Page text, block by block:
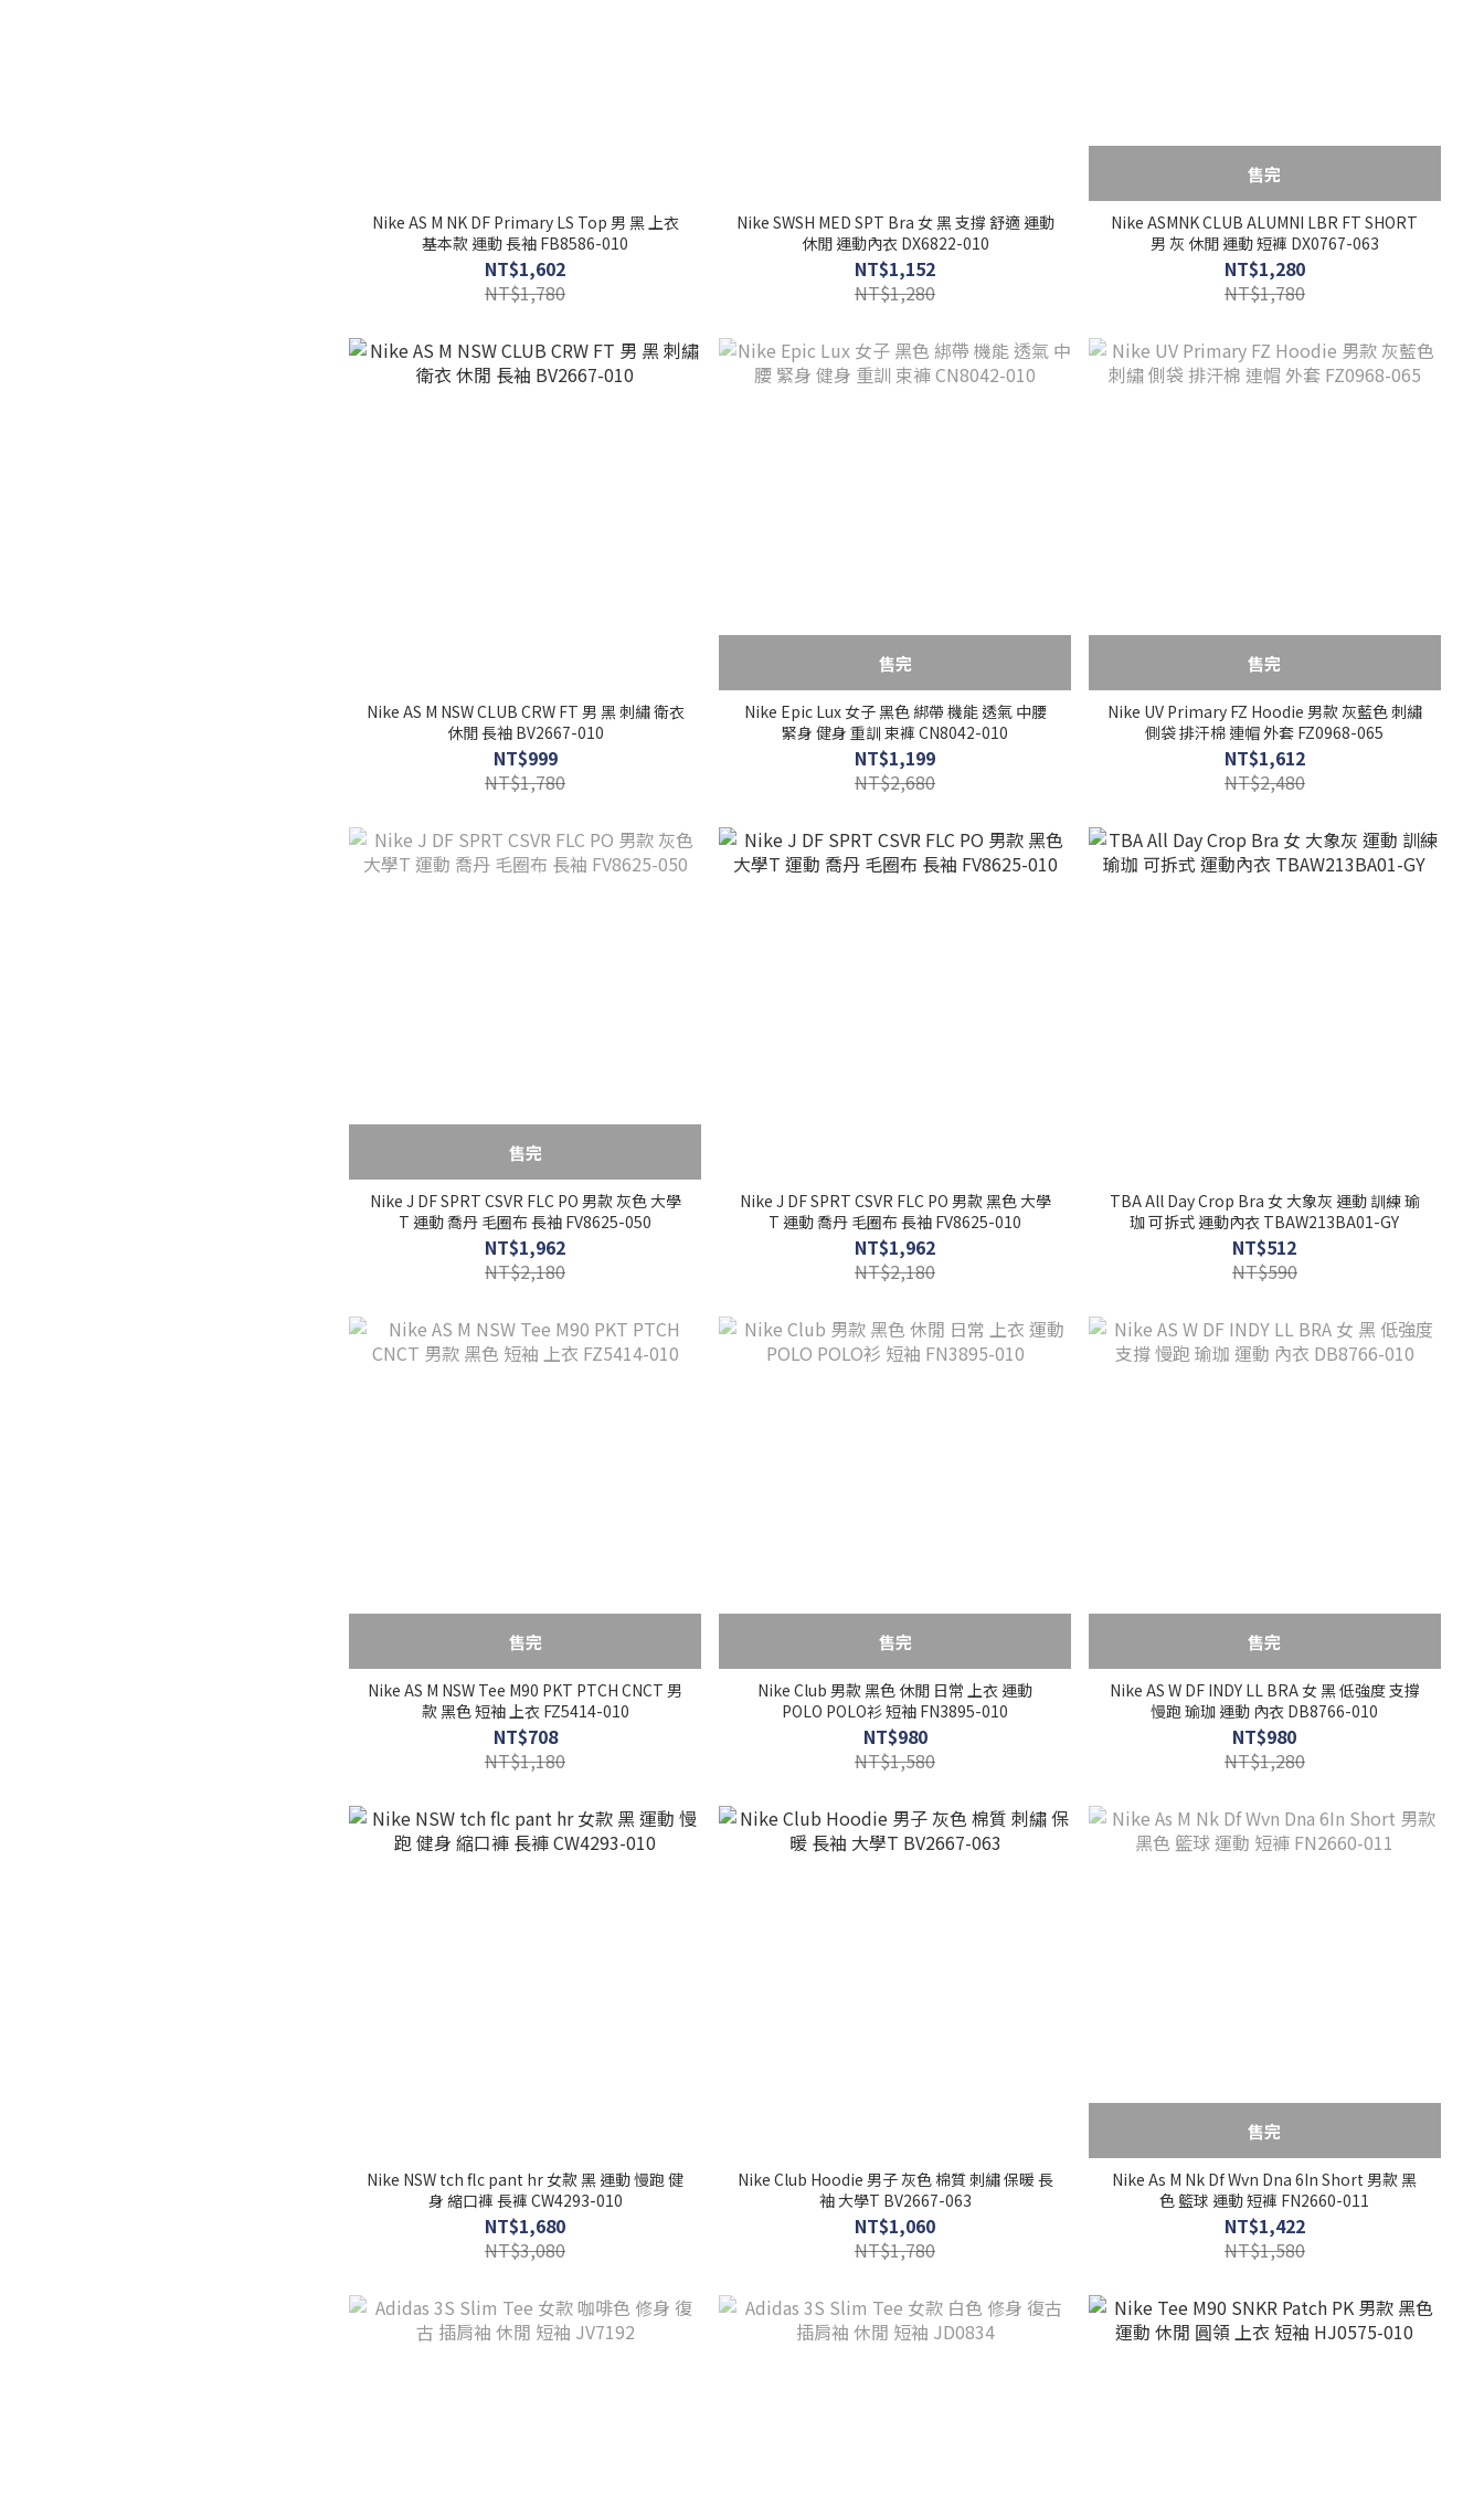
Nike AS M NK DF Primary LS Top 男 黑 上衣
基本款 運動 長袖 FB8586-010
NT$1,602
NT$1,780
Nike SWSH MED SPT Bra 女 黑 支撐 舒適 運動
休閒 運動內衣 DX6822-010
NT$1,152
NT$1,280
售完
Nike ASMNK CLUB ALUMNI LBR FT SHORT
男 灰 休閒 運動 短褲 DX0767-063
NT$1,280
NT$1,780
Nike AS M NSW CLUB CRW FT 男 黑 刺繡 衛衣
休閒 長袖 BV2667-010
NT$999
NT$1,780
售完
Nike Epic Lux 女子 黑色 綁帶 機能 透氣 中腰
緊身 健身 重訓 束褲 CN8042-010
NT$1,199
NT$2,680
售完
Nike UV Primary FZ Hoodie 男款 灰藍色 刺繡
側袋 排汗棉 連帽 外套 FZ0968-065
NT$1,612
NT$2,480
售完
Nike J DF SPRT CSVR FLC PO 男款 灰色 大學
T 運動 喬丹 毛圈布 長袖 FV8625-050
NT$1,962
NT$2,180
Nike J DF SPRT CSVR FLC PO 男款 黑色 大學
T 運動 喬丹 毛圈布 長袖 FV8625-010
NT$1,962
NT$2,180
TBA All Day Crop Bra 女 大象灰 運動 訓練 瑜
珈 可拆式 運動內衣 TBAW213BA01-GY
NT$512
NT$590
售完
Nike AS M NSW Tee M90 PKT PTCH CNCT 男
款 黑色 短袖 上衣 FZ5414-010
NT$708
NT$1,180
售完
Nike Club 男款 黑色 休閒 日常 上衣 運動
POLO POLO衫 短袖 FN3895-010
NT$980
NT$1,580
售完
Nike AS W DF INDY LL BRA 女 黑 低強度 支撐
慢跑 瑜珈 運動 內衣 DB8766-010
NT$980
NT$1,280
Nike NSW tch flc pant hr 女款 黑 運動 慢跑 健
身 縮口褲 長褲 CW4293-010
NT$1,680
NT$3,080
Nike Club Hoodie 男子 灰色 棉質 刺繡 保暖 長
袖 大學T BV2667-063
NT$1,060
NT$1,780
售完
Nike As M Nk Df Wvn Dna 6In Short 男款 黑
色 籃球 運動 短褲 FN2660-011
NT$1,422
NT$1,580